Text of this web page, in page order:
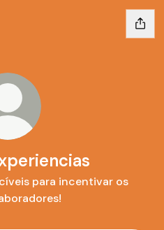
para incentivar os